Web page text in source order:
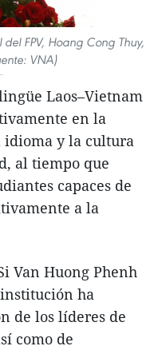
FPV, Hoang Cong Thuy,
VNA)
Laos–Vietnam
en la
y la cultura
al tiempo que
capaces de
a la
Van Huong Phenh
ha
de los líderes de
como de